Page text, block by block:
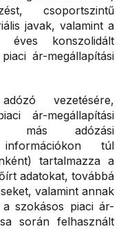
csoportszintű
javak, valamint a
éves konszolidált
ár-megállapítási
vezetésére,
ár-megállapítási
más adózási
információkon túl
tartalmazza a
adatokat, továbbá
valamint annak
szokásos piaci ár-
során felhasznált